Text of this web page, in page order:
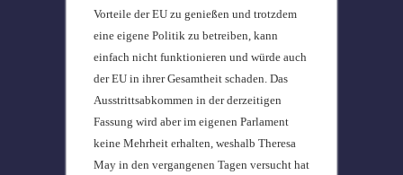
Vorteile der EU zu genießen und trotzdem
eine eigene Politik zu betreiben, kann
einfach nicht funktionieren und würde auch
der EU in ihrer Gesamtheit schaden. Das
Ausstrittsabkommen in der derzeitigen
Fassung wird aber im eigenen Parlament
keine Mehrheit erhalten, weshalb Theresa
May in den vergangenen Tagen versucht hat